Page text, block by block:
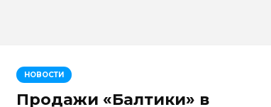
НОВОСТИ
Продажи «Балтики» в